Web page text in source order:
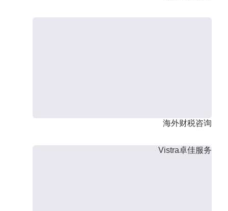
海外财税咨询
Vistra卓佳服务